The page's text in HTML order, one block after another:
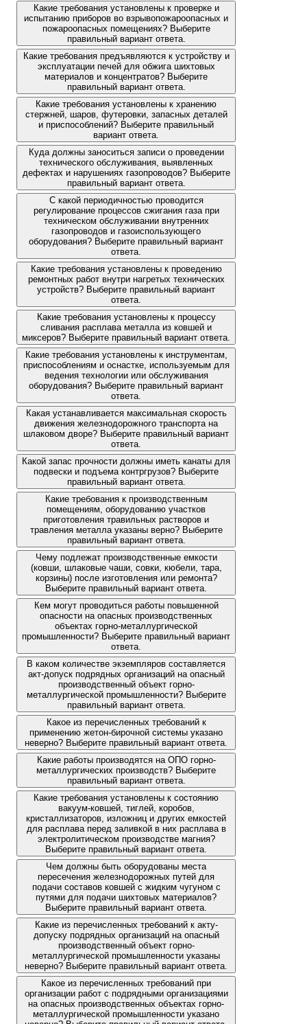
Какие требования установлены к проверке и
испытанию приборов во взрывопожароопасных и
пожароопасных помещениях? Выберите
правильный вариант ответа.
Какие требования предъявляются к устройству и
эксплуатации печей для обжига шихтовых
материалов и концентратов? Выберите
правильный вариант ответа.
Какие требования установлены к хранению
стержней, шаров, футеровки, запасных деталей
и приспособлений? Выберите правильный
вариант ответа.
Куда должны заноситься записи о проведении
технического обслуживания, выявленных
дефектах и нарушениях газопроводов? Выберите
правильный вариант ответа.
С какой периодичностью проводится
регулирование процессов сжигания газа при
техническом обслуживании внутренних
газопроводов и газоиспользующего
оборудования? Выберите правильный вариант
ответа.
Какие требования установлены к проведению
ремонтных работ внутри нагретых технических
устройств? Выберите правильный вариант
ответа.
Какие требования установлены к процессу
сливания расплава металла из ковшей и
миксеров? Выберите правильный вариант ответа.
Какие требования установлены к инструментам,
приспособлениям и оснастке, используемым для
ведения технологии или обслуживания
оборудования? Выберите правильный вариант
ответа.
Какая устанавливается максимальная скорость
движения железнодорожного транспорта на
шлаковом дворе? Выберите правильный вариант
ответа.
Какой запас прочности должны иметь канаты для
подвески и подъема контргрузов? Выберите
правильный вариант ответа.
Какие требования к производственным
помещениям, оборудованию участков
приготовления травильных растворов и
травления металла указаны верно? Выберите
правильный вариант ответа.
Чему подлежат производственные емкости
(ковши, шлаковые чаши, совки, кюбели, тара,
корзины) после изготовления или ремонта?
Выберите правильный вариант ответа.
Кем могут проводиться работы повышенной
опасности на опасных производственных
объектах горно-металлургической
промышленности? Выберите правильный вариант
ответа.
В каком количестве экземпляров составляется
акт-допуск подрядных организаций на опасный
производственный объект горно-
металлургической промышленности? Выберите
правильный вариант ответа.
Какое из перечисленных требований к
применению жетон-бирочной системы указано
неверно? Выберите правильный вариант ответа.
Какие работы производятся на ОПО горно-
металлургических производств? Выберите
правильный вариант ответа.
Какие требования установлены к состоянию
вакуум-ковшей, тиглей, коробов,
кристаллизаторов, изложниц и других емкостей
для расплава перед заливкой в них расплава в
электролитическом производстве магния?
Выберите правильный вариант ответа.
Чем должны быть оборудованы места
пересечения железнодорожных путей для
подачи составов ковшей с жидким чугуном с
путями для подачи шихтовых материалов?
Выберите правильный вариант ответа.
Какие из перечисленных требований к акту-
допуску подрядных организаций на опасный
производственный объект горно-
металлургической промышленности указаны
неверно? Выберите правильный вариант ответа.
Какое из перечисленных требований при
организации работ с подрядными организациями
на опасных производственных объектах горно-
металлургической промышленности указано